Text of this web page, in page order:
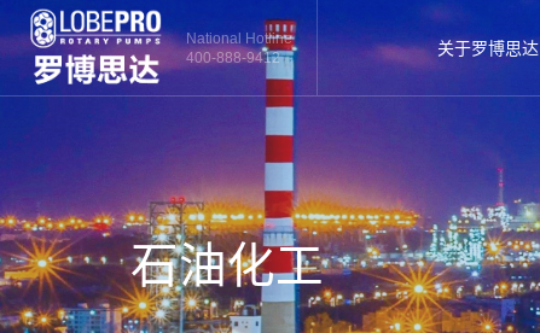
National Hotline
400-888-9412
关于罗博思达
石油化工